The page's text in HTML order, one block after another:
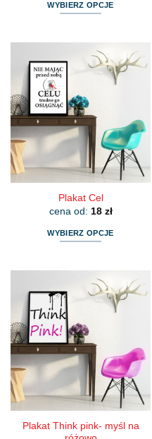
WYBIERZ OPCJE
wiele
wariantów.
Opcje
można
wybrać
na
stronie
produktu
Plakat Cel
cena od: 18 zł
WYBIERZ OPCJE
wiele
wariantów.
Opcje
można
wybrać
na
stronie
produktu
Plakat Think pink- myśl na